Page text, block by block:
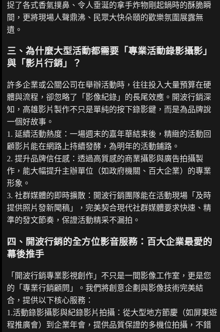
捉了各式香氣撲鼻、令人垂涎的拿手炸物剛起鍋時的酥脆瞬
間，更將現場人聲鼎沸、民眾大快朵頤的歡樂氛圍展露無
遺。
三、為什麼大型活動都需要「專業活動錄影攝影」
與「影片行銷」？
許多企業或公關公司在舉辦活動時，往往投入大量預算在硬
體與流程，卻忽略了「影像紀錄」的長尾效應。開波行銷深
知，高雄影片製作不只是單純的按下錄影鍵，而是為品牌說
一個好故事。
1. 延續活動熱度：一場週末的嘉年華結束後，精緻的活動回
顧影片能在網路上持續發酵，為明年的活動鋪路。
2. 提升品牌信任感：透過高質感的商業攝影與廣告拍攝製
作，能大幅提升主辦單位（如政府機關、百大企業）的專業
形象。
3. 社群媒體的即時擴散：開波行銷團隊能在活動現場「及時
提供照片發新聞稿」，完美契合現代社群媒體要求快速、精
準的發文節奏，保證活動精采不漏拍。
四、開波行銷的全方位影音服務：百大企業最愛的
幕後推手
「開波行銷專業影視創作」不只是一間影像工作室，更是您
的「專業行銷顧問」。我們將創意企劃與影像技術完美結
合，提供以下核心服務：
1.活動錄影攝影與紀錄影片拍攝：從大型地方節慶（如屏東遊
程推廣會）到企業年會，提供品質保證的多機位拍攝，不錯